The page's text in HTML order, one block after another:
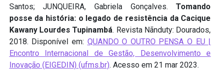
Santos; JUNQUEIRA, Gabriela Gonçalves.Tomando
posse da história: o legado de resistência da Cacique
Kawany Lourdes Tupinambá. Revista Nãnduty: Dourados,
2018. Disponível em: QUANDO O OUTRO PENSA O EU |
Encontro Internacional de Gestão, Desenvolvimento e
Inovação (EIGEDIN) (ufms.br). Acesso em 21 mar 2023.